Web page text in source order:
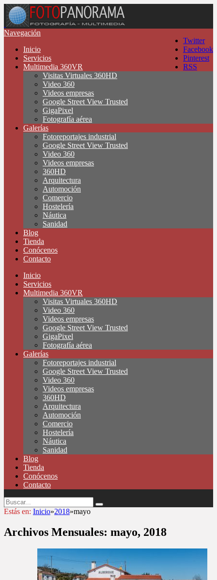
Twitter
Facebook
Pinterest
RSS
Navegación
Inicio
Servicios
Multimedia 360VR
Visitas Virtuales 360HD
Video 360
Videos empresas
Google Street View Trusted
GigaPixel
Fotografía aérea
Galerías
Fotoreportajes industrial
Google Street View Trusted
Video 360
Videos empresas
360HD
Arquitectura
Automoción
Comercio
Hostelería
Náutica
Sanidad
Blog
Tienda
Conócenos
Contacto
Inicio
Servicios
Multimedia 360VR
Visitas Virtuales 360HD
Video 360
Videos empresas
Google Street View Trusted
GigaPixel
Fotografía aérea
Galerías
Fotoreportajes industrial
Google Street View Trusted
Video 360
Videos empresas
360HD
Arquitectura
Automoción
Comercio
Hostelería
Náutica
Sanidad
Blog
Tienda
Conócenos
Contacto
Estás en: Inicio»2018»mayo
Archivos Mensuales: mayo, 2018